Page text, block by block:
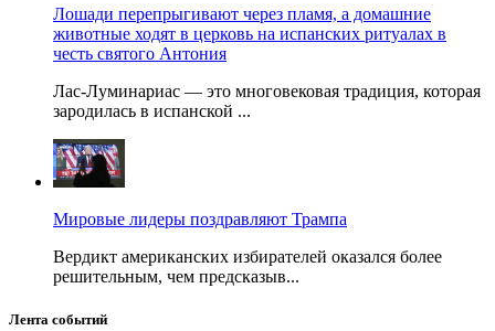
Лошади перепрыгивают через пламя, а домашние
животные ходят в церковь на испанских ритуалах в
честь святого Антония
Лас-Луминариас — это многовековая традиция, которая
зародилась в испанской ...
Мировые лидеры поздравляют Трампа
Вердикт американских избирателей оказался более
решительным, чем предсказыв...
Лента событий